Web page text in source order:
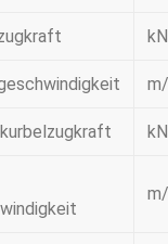
kN
kN